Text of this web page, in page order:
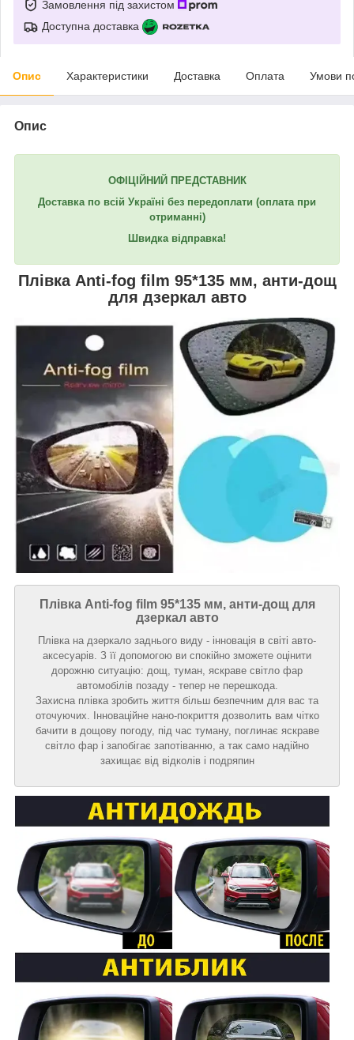
Замовлення під захистом
Доступна доставка
Опис Характеристики Доставка Оплата Умови
Опис
ОФІЦІЙНИЙ ПРЕДСТАВНИК
Доставка по всій Україні без передоплати (оплата при
отриманні)
Швидка відправка!
Плівка Anti-fog film 95*135 мм, анти-дощ
для дзеркал авто
Плівка Anti-fog film 95*135 мм, анти-дощ для
дзеркал авто
Плівка на дзеркало заднього виду - інновація в світі авто-
аксесуарів. З її допомогою ви спокійно зможете оцінити
дорожню ситуацію: дощ, туман, яскраве світло фар
автомобілів позаду - тепер не перешкода.
Захисна плівка зробить життя більш безпечним для вас та
оточуючих. Інноваційне нано-покриття дозволить вам чітко
бачити в дощову погоду, під час туману, поглинає яскраве
світло фар і запобігає запотіванню, а так само надійно
захищає від відколів і подряпин